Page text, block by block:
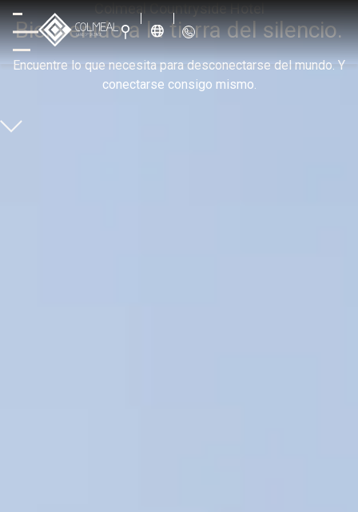
Colmeal Countryside Hotel
Bienvenido a la tierra del silencio.
Encuentre lo que necesita para desconectarse del mundo. Y
conectarse consigo mismo.